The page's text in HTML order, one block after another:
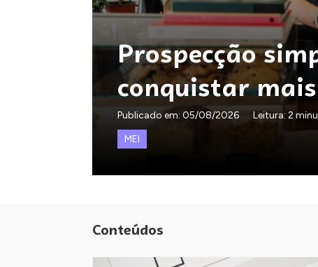
Prospecção
conquistar
Publicado em: 05/08/2026
Leitura: 2
MEI
Conteúdos